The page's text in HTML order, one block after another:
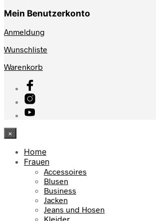
Mein Benutzerkonto
Anmeldung
Wunschliste
Warenkorb
×
Home
Frauen
Accessoires
Blusen
Business
Jacken
Jeans und Hosen
Kleider